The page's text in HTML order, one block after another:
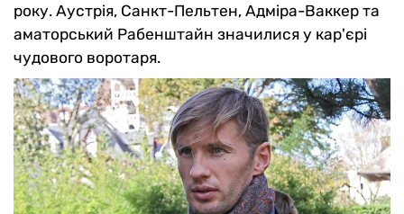
року. Аустрія, Санкт-Пельтен, Адміра-Ваккер та
аматорський Рабенштайн значилися у кар'єрі
чудового воротаря.